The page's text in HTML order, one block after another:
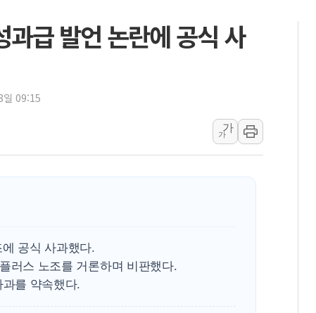
미 연준 매파 기세 꺾이나…고용 감소에 9월 동결 전망 우세
[종합] 이슬람 수니파 3국, '공동방위협정' 체결… 이스라엘·이란 위
美 고용 쇼크에 엔화 장중 급등…시장은 "또 개입했나" 촉각
[AI MY 뉴스] 뉴욕 반도체주 프리뷰...美 고용 쇼크에 반도체주 '활짝'
뉴욕증시 개장 전 특징주...아틀라시안·클라우드플레어·태양광
보훈부, 미 DPAA와 MOU… "6·25 미군 실종자 7359명 끝까지 찾겠
트럼프 "금리 내려야"…파월 때와 달리 워시엔 톤 낮춰
급 발언 논란에 공식 사
일 09:15
가
가
공식 사과했다.
러스 노조를 거론하며 비판했다.
를 약속했다.